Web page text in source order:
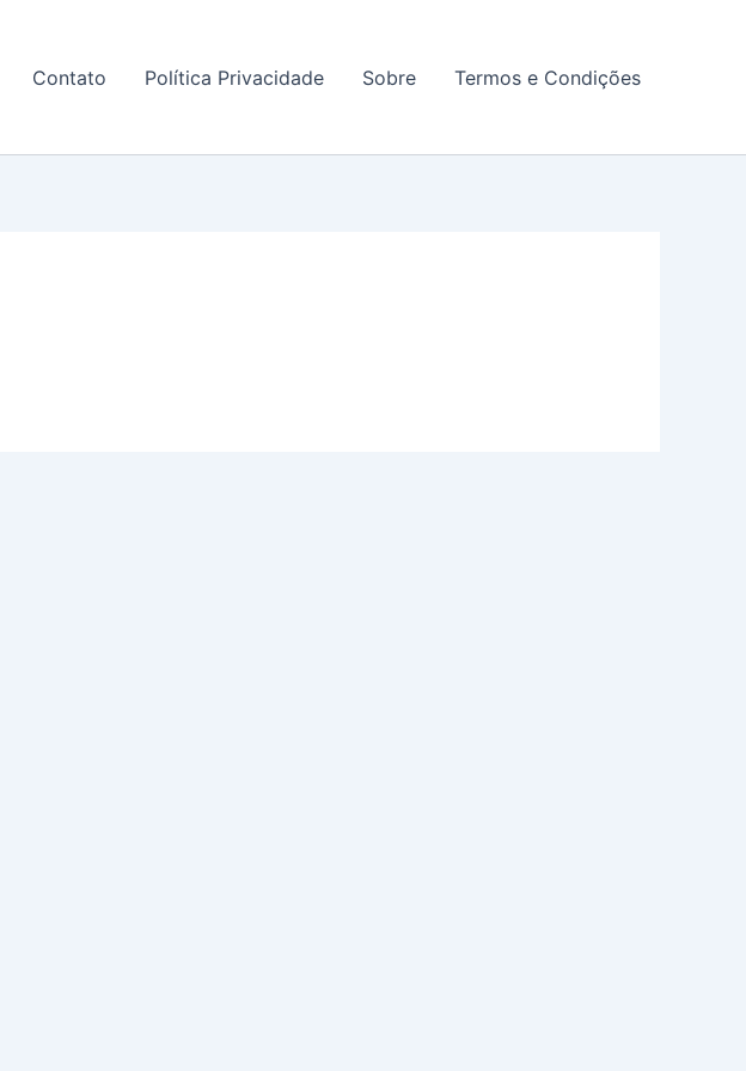
Contato Política Privacidade Sobre Termos e Condições